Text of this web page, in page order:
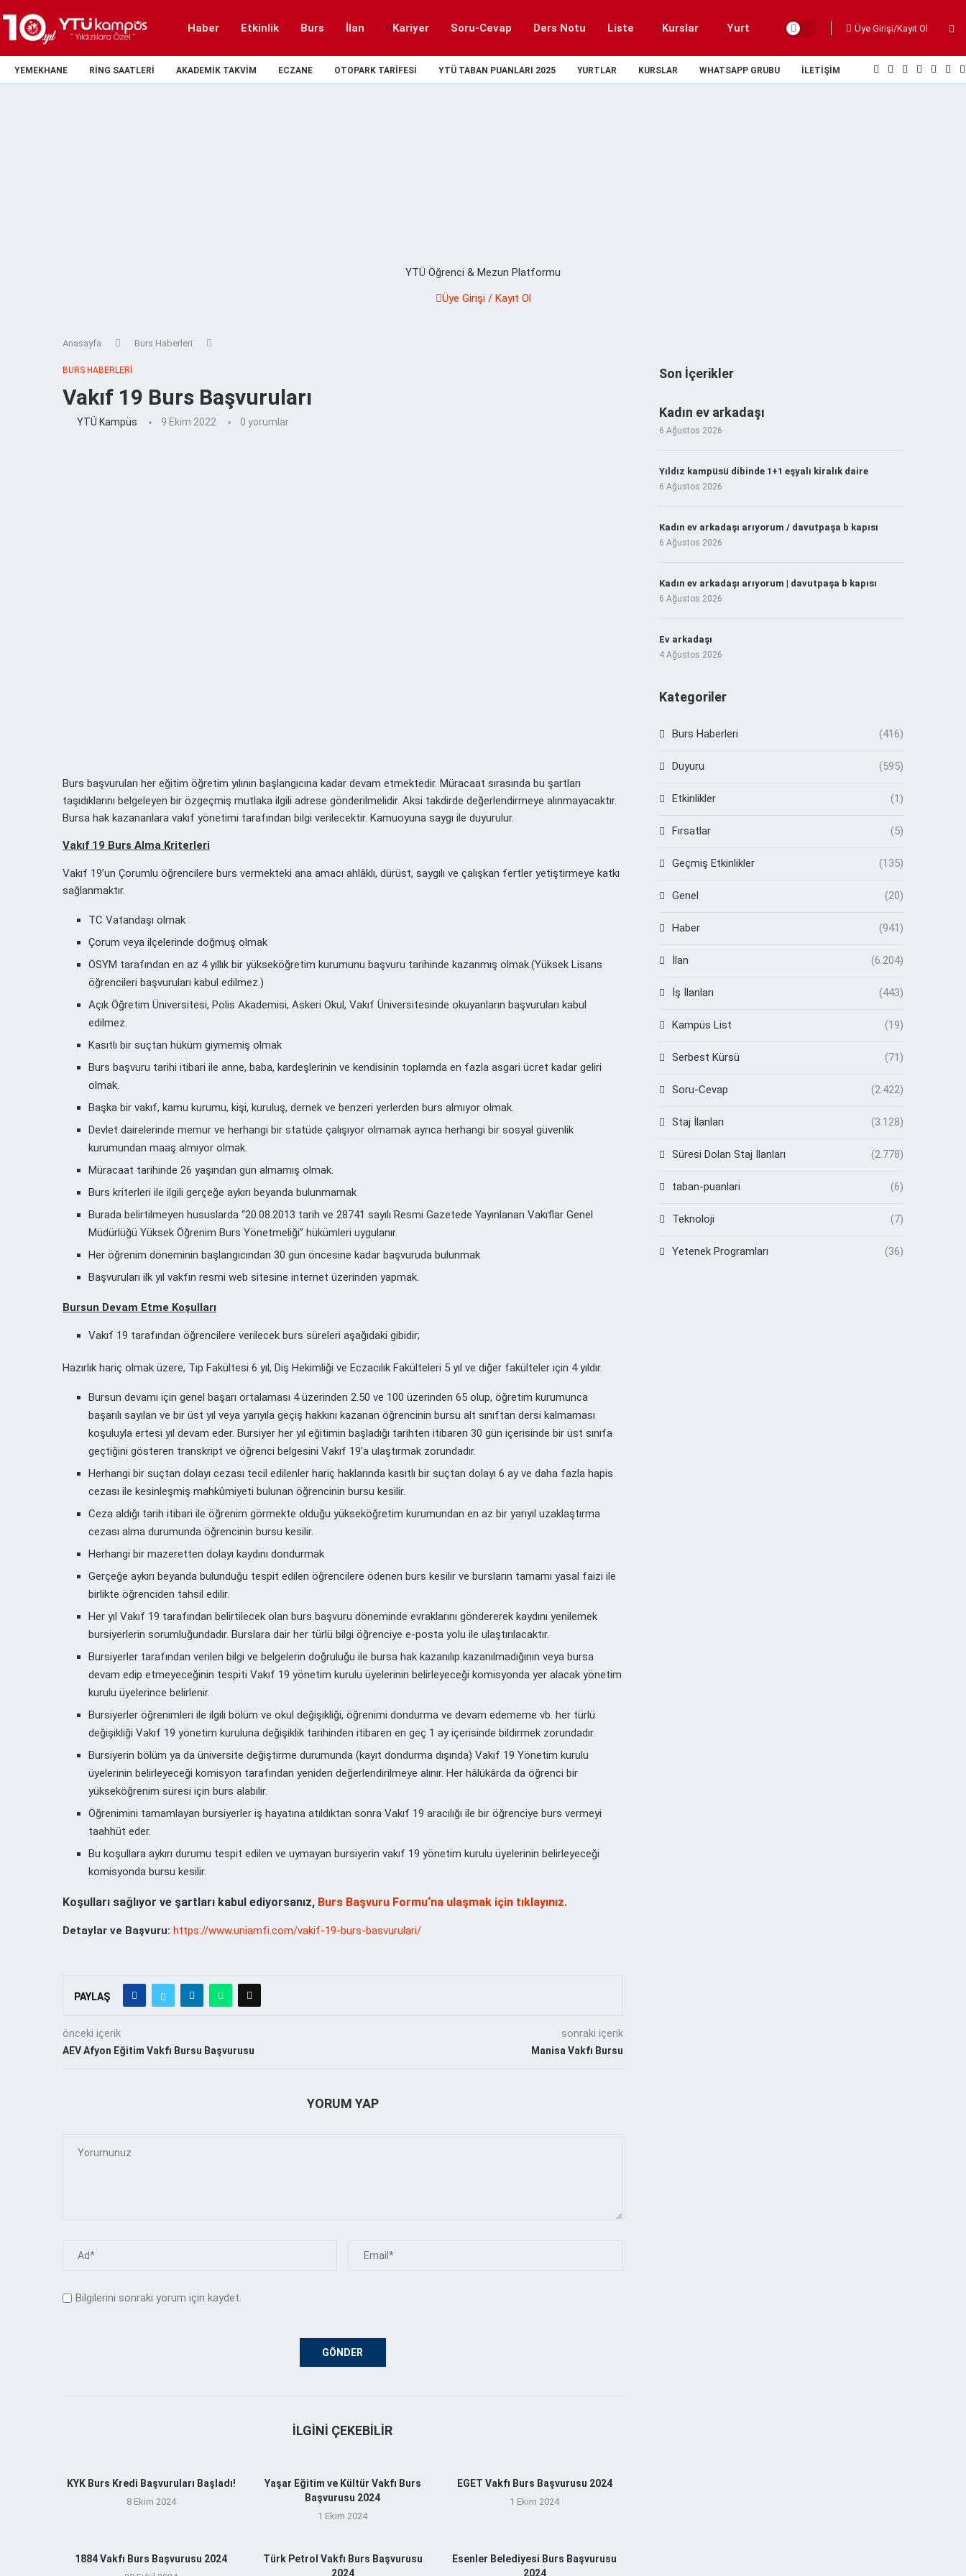
Haber Etkinlik Burs İlan Kariyer Soru-Cevap Ders Notu Liste Kurslar Yurt Üye Girişi/Kayıt Ol
YEMEKHANE RING SAATLERI AKADEMIK TAKVIM ECZANE OTOPARK TARIFESI YTÜ TABAN PUANLARI 2025 YURTLAR KURSLAR WHATSAPP GRUBU İLETIŞIM
YTÜ Öğrenci & Mezun Platformu
Üye Girişi / Kayıt Ol
Anasayfa Burs Haberleri
BURS HABERLERI
Vakıf 19 Burs Başvuruları
YTÜ Kampüs 9 Ekim 2022 0 yorumlar
Burs başvuruları her eğitim öğretim yılının başlangıcına kadar devam etmektedir. Müracaat sırasında bu şartları
taşıdıklarını belgeleyen bir özgeçmiş mutlaka ilgili adrese gönderilmelidir. Aksi takdirde değerlendirmeye alınmayacaktır.
Bursa hak kazananlara vakıf yönetimi tarafından bilgi verilecektir. Kamuoyuna saygı ile duyurulur.
Vakıf 19 Burs Alma Kriterleri
Vakıf 19’un Çorumlu öğrencilere burs vermekteki ana amacı ahlâklı, dürüst, saygılı ve çalışkan fertler yetiştirmeye katkı
sağlanmaktır.
TC Vatandaşı olmak
Çorum veya ilçelerinde doğmuş olmak
ÖSYM tarafından en az 4 yıllık bir yükseköğretim kurumunu başvuru tarihinde kazanmış olmak.(Yüksek Lisans
öğrencileri başvuruları kabul edilmez.)
Açık Öğretim Üniversitesi, Polis Akademisi, Askeri Okul, Vakıf Üniversitesinde okuyanların başvuruları kabul
edilmez.
Kasıtlı bir suçtan hüküm giymemiş olmak
Burs başvuru tarihi itibari ile anne, baba, kardeşlerinin ve kendisinin toplamda en fazla asgari ücret kadar geliri
olmak.
Başka bir vakıf, kamu kurumu, kişi, kuruluş, dernek ve benzeri yerlerden burs almıyor olmak.
Devlet dairelerinde memur ve herhangi bir statüde çalışıyor olmamak ayrıca herhangi bir sosyal güvenlik
kurumundan maaş almıyor olmak.
Müracaat tarihinde 26 yaşından gün almamış olmak.
Burs kriterleri ile ilgili gerçeğe aykırı beyanda bulunmamak
Burada belirtilmeyen hususlarda “20.08.2013 tarih ve 28741 sayılı Resmi Gazetede Yayınlanan Vakıflar Genel
Müdürlüğü Yüksek Öğrenim Burs Yönetmeliği” hükümleri uygulanır.
Her öğrenim döneminin başlangıcından 30 gün öncesine kadar başvuruda bulunmak
Başvuruları ilk yıl vakfın resmi web sitesine internet üzerinden yapmak.
Bursun Devam Etme Koşulları
Vakıf 19 tarafından öğrencilere verilecek burs süreleri aşağıdaki gibidir;
Hazırlık hariç olmak üzere, Tıp Fakültesi 6 yıl, Diş Hekimliği ve Eczacılık Fakülteleri 5 yıl ve diğer fakülteler için 4 yıldır.
Bursun devamı için genel başarı ortalaması 4 üzerinden 2.50 ve 100 üzerinden 65 olup, öğretim kurumunca
başarılı sayılan ve bir üst yıl veya yarıyıla geçiş hakkını kazanan öğrencinin bursu alt sınıftan dersi kalmaması
koşuluyla ertesi yıl devam eder. Bursiyer her yıl eğitimin başladığı tarihten itibaren 30 gün içerisinde bir üst sınıfa
geçtiğini gösteren transkript ve öğrenci belgesini Vakıf 19’a ulaştırmak zorundadır.
Herhangi bir suçtan dolayı cezası tecil edilenler hariç haklarında kasıtlı bir suçtan dolayı 6 ay ve daha fazla hapis
cezası ile kesinleşmiş mahkûmiyeti bulunan öğrencinin bursu kesilir.
Ceza aldığı tarih itibari ile öğrenim görmekte olduğu yükseköğretim kurumundan en az bir yarıyıl uzaklaştırma
cezası alma durumunda öğrencinin bursu kesilir.
Herhangi bir mazeretten dolayı kaydını dondurmak
Gerçeğe aykırı beyanda bulunduğu tespit edilen öğrencilere ödenen burs kesilir ve bursların tamamı yasal faizi ile
birlikte öğrenciden tahsil edilir.
Her yıl Vakıf 19 tarafından belirtilecek olan burs başvuru döneminde evraklarını göndererek kaydını yenilemek
bursiyerlerin sorumluğundadır. Burslara dair her türlü bilgi öğrenciye e-posta yolu ile ulaştırılacaktır.
Bursiyerler tarafından verilen bilgi ve belgelerin doğruluğu ile bursa hak kazanılıp kazanılmadığının veya bursa
devam edip etmeyeceğinin tespiti Vakıf 19 yönetim kurulu üyelerinin belirleyeceği komisyonda yer alacak yönetim
kurulu üyelerince belirlenir.
Bursiyerler öğrenimleri ile ilgili bölüm ve okul değişikliği, öğrenimi dondurma ve devam edememe vb. her türlü
değişikliği Vakıf 19 yönetim kuruluna değişiklik tarihinden itibaren en geç 1 ay içerisinde bildirmek zorundadır.
Bursiyerin bölüm ya da üniversite değiştirme durumunda (kayıt dondurma dışında) Vakıf 19 Yönetim kurulu
üyelerinin belirleyeceği komisyon tarafından yeniden değerlendirilmeye alınır. Her hâlükârda da öğrenci bir
yükseköğrenim süresi için burs alabilir.
Öğrenimini tamamlayan bursiyerler iş hayatına atıldıktan sonra Vakıf 19 aracılığı ile bir öğrenciye burs vermeyi
taahhüt eder.
Bu koşullara aykırı durumu tespit edilen ve uymayan bursiyerin vakıf 19 yönetim kurulu üyelerinin belirleyeceği
komisyonda bursu kesilir.
Koşulları sağlıyor ve şartları kabul ediyorsanız, Burs Başvuru Formu‘na ulaşmak için tıklayınız.
Detaylar ve Başvuru: https://www.uniamfi.com/vakif-19-burs-basvurulari/
PAYLAŞ
önceki içerik
AEV Afyon Eğitim Vakfı Bursu Başvurusu
sonraki içerik
Manisa Vakfı Bursu
YORUM YAP
Bilgilerini sonraki yorum için kaydet.
İLGINI ÇEKEBILIR
KYK Burs Kredi Başvuruları Başladı!
8 Ekim 2024
Yaşar Eğitim ve Kültür Vakfı Burs
Başvurusu 2024
1 Ekim 2024
EGET Vakfı Burs Başvurusu 2024
1 Ekim 2024
1884 Vakfı Burs Başvurusu 2024
Türk Petrol Vakfı Burs Başvurusu
2024
Esenler Belediyesi Burs Başvurusu
2024
Son İçerikler
Kadın ev arkadaşı
6 Ağustos 2026
Yıldız kampüsü dibinde 1+1 eşyalı kiralık daire
6 Ağustos 2026
Kadın ev arkadaşı arıyorum / davutpaşa b kapısı
6 Ağustos 2026
Kadın ev arkadaşı arıyorum | davutpaşa b kapısı
6 Ağustos 2026
Ev arkadaşı
4 Ağustos 2026
Kategoriler
Burs Haberleri (416)
Duyuru (595)
Etkinlikler (1)
Fırsatlar (5)
Geçmiş Etkinlikler (135)
Genel (20)
Haber (941)
İlan (6.204)
İş İlanları (443)
Kampüs List (19)
Serbest Kürsü (71)
Soru-Cevap (2.422)
Staj İlanları (3.128)
Süresi Dolan Staj İlanları (2.778)
taban-puanlari (6)
Teknoloji (7)
Yetenek Programları (36)